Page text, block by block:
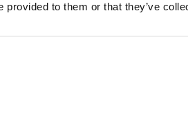
provided to them or that they’ve